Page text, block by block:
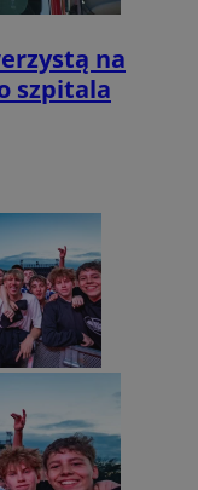
na
szpitala